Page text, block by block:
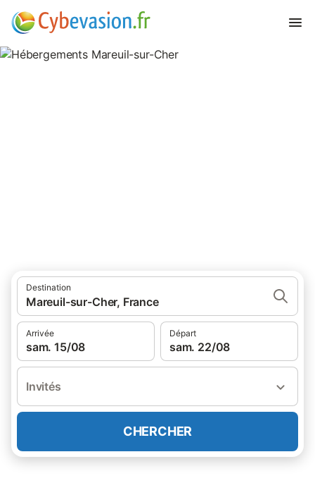
Destination
Mareuil-sur-Cher, France
Arrivée
sam. 15/08
Départ
sam. 22/08
Invités
CHERCHER